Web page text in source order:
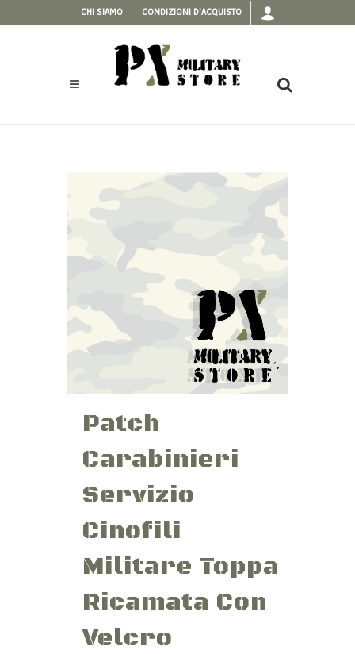
CHI SIAMO CONDIZIONI D'ACQUISTO
Patch
Carabinieri
Servizio
Cinofili
Militare Toppa
Ricamata Con
Velcro